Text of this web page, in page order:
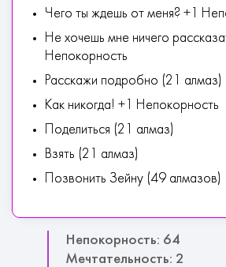
Чего ты ждешь от меня? +1
Не хочешь мне ничего
Непокорность
Расскажи подробно (21 алмаз)
Как никогда! +1 Непокорность
Поделиться (21 алмаз)
Взять (21 алмаз)
Позвонить Зейну (49 алмазов)
Непокорность: 64
Мечтательность: 2